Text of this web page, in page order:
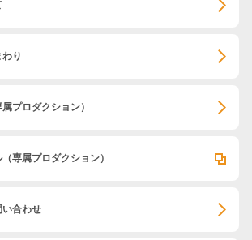
り
属プロダクション）
（専属プロダクション）
い合わせ